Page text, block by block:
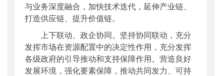
与业务深度融合，加快技术迭代，延伸产业链、
打造供应链、提升价值链。
上下联动、政企协同。坚持协同联动，充分
发挥市场在资源配置中的决定性作用，充分发挥
各级政府的引导推动和支持保障作用。营造良好
发展环境，强化要素保障，推动共同发力、可持